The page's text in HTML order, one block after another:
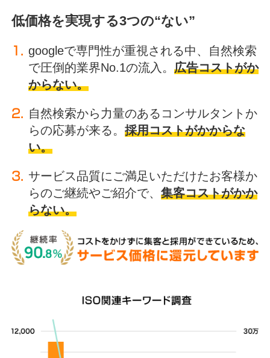
低価格を実現する3つの“ない”
googleで専門性が重視される中、自然検索
で圧倒的業界No.1の流入。 広告コストがか
からない。
自然検索から力量のあるコンサルタントか
らの応募が来る。 採用コストがかからな
い。
サービス品質にご満足いただけたお客様か
らのご継続やご紹介で、 集客コストがかか
らない。